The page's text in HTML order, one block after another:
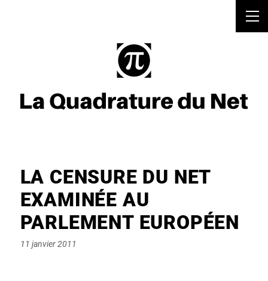
LA CENSURE DU NET
EXAMINÉE AU
PARLEMENT EUROPÉEN
Posted
11 janvier 2011